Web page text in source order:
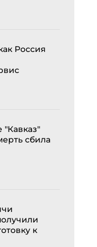
Россия
"Кавказ"
сбила
к